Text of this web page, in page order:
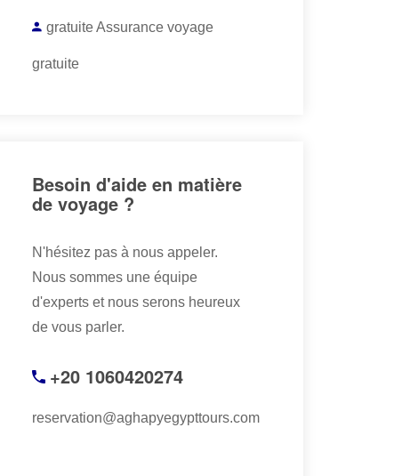
gratuite Assurance voyage
gratuite
Besoin d'aide en matière
de voyage ?
N'hésitez pas à nous appeler.
Nous sommes une équipe
d'experts et nous serons heureux
de vous parler.
+20 1060420274
reservation@aghapyegypttours.com